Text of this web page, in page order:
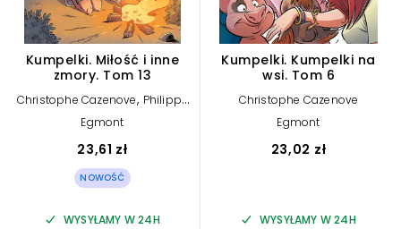
Kumpelki. Miłość i inne
zmory. Tom 13
Christophe Cazenove, Philippe
Fenech
Egmont
23,61 zł
NOWOŚĆ
WYSYŁAMY W 24H
Kumpelki. Kumpelki na
wsi. Tom 6
Christophe Cazenove
Egmont
23,02 zł
WYSYŁAMY W 24H